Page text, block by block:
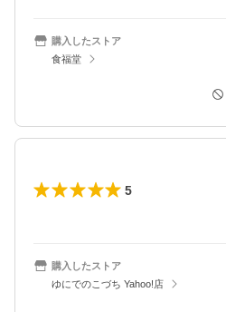
購入したストア
食福堂
5
購入したストア
ゆにでのこづち Yahoo!店